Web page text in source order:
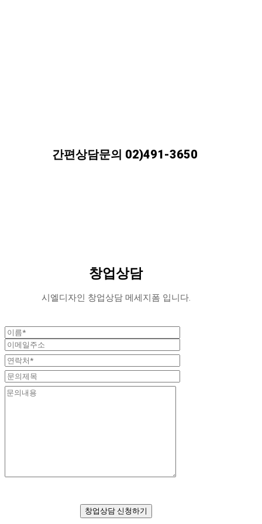
간편상담문의 02)491-3650
창업상담
시엘디자인 창업상담 메세지폼 입니다.